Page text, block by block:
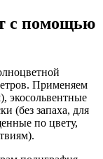
с помощью
Применяем
экосольвентные
(без запаха, для
по цвету,